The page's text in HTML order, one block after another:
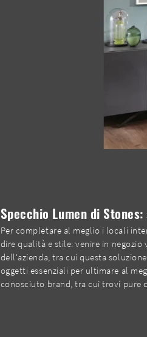
Specchio Lumen di
Per completare al meglio i locali
dire qualità e stile: venire in
dell'azienda, tra cui questa
oggetti essenziali per ultimare al
conosciuto brand, tra cui trovi pure